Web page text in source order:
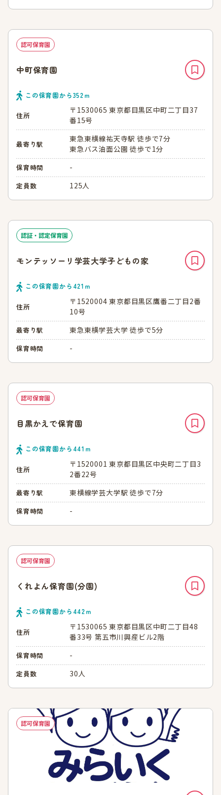
認可保育園
中町保育園
この保育園から352ｍ
住所
〒1530065 東京都目黒区中町二丁目37
番15号
最寄り駅
東急東横線祐天寺駅 徒歩で7分
東急バス油面公園 徒歩で1分
保育時間 -
定員数 125人
認証・認定保育園
モンテッソーリ学芸大学子どもの家
この保育園から 421 ｍ
住所
〒1520004 東京都目黒区鷹番二丁目2番
10号
最寄り駅 東急東横学芸大学 徒歩で5分
保育時間 -
認可保育園
目黒かえで保育園
この保育園から 441 ｍ
住所
〒1520001 東京都目黒区中央町二丁目3
2番22号
最寄り駅 東横線学芸大学駅 徒歩で7分
保育時間 -
認可保育園
くれよん保育園(分園)
この保育園から 442ｍ
住所
〒1530065 東京都目黒区中町二丁目48
番33号 第五市川興産ビル2階
保育時間 -
定員数 30人
認可保育園